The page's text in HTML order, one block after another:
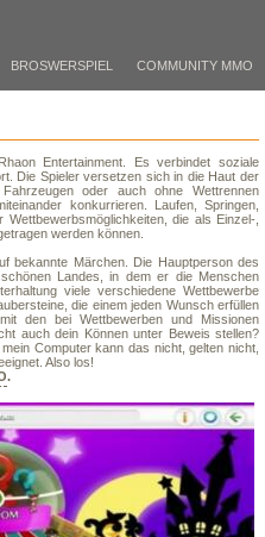
BROSWERSPIEL COMMUNITY MMO
Entertainment. Es verbindet soziale
Die Spieler versetzen sich in die Haut der
oder auch ohne Wettrennen
konkurrieren. Laufen, Springen,
die als Einzel-,
werden können.
bekannte Märchen. Die Hauptperson des
Landes, in dem er die Menschen
viele verschiedene Wettbewerbe
die einem jeden Wunsch erfüllen
den bei Wettbewerben und Missionen
auch dein Können unter Beweis stellen?
Computer kann das nicht, gelten nicht,
Also los!
.